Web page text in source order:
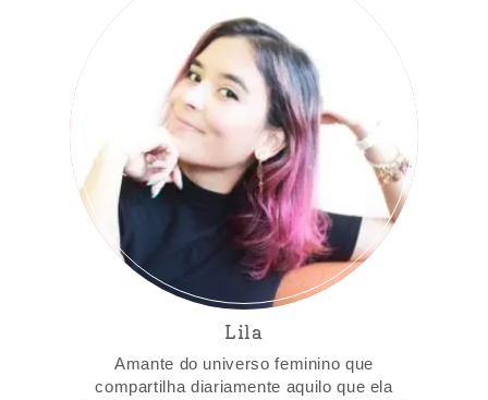
Lila
Amante do universo feminino que
compartilha diariamente aquilo que ela